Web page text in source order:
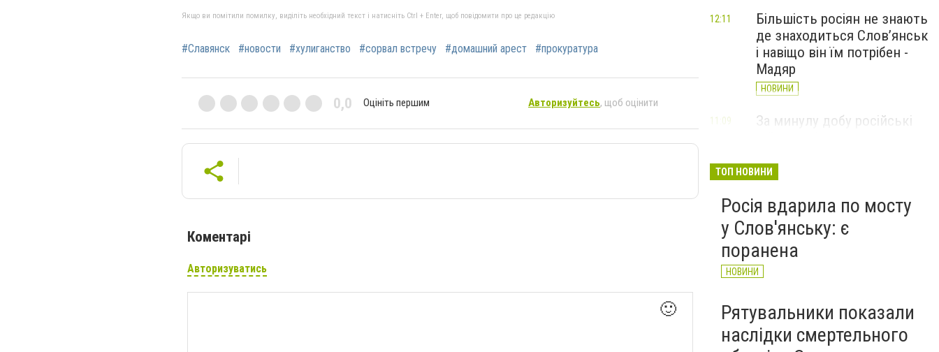
Якщо ви помітили помилку, виділіть необхідний текст і натисніть Ctrl + Enter, щоб повідомити про це редакцію
#Славянск #новости #хулиганство #сорвал встречу #домашний арест #прокуратура
0,0 Оцініть першим Авторизуйтесь, щоб оцінити
Коментарі
Авторизуватись
🙂
Більшість росіян не знають
де знаходиться Слов’янськ
і навіщо він їм потрібен -
Мадяр
НОВИНИ
12:11
За минулу добу російські
великої війни: 6 серпня
11:09
ТОП НОВИНИ
Росія вдарила по мосту
у Слов'янську: є
поранена
НОВИНИ
Рятувальники показали
наслідки смертельного